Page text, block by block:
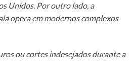
Unidos. Por outro lado, a
opera em modernos complexos
ou cortes indesejados durante a